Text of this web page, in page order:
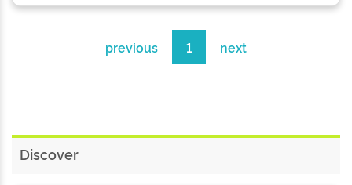
previous 1 next
Discover